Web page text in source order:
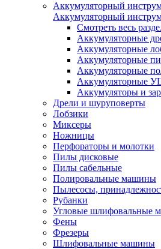
Аккумуляторный
Аккумуляторный
Смотреть весь
Аккумуляторные
Аккумуляторные
Аккумуляторные
Аккумуляторные
Аккумуляторные
Аккумуляторы и
Дрели и шуруповерты
Лобзики
Миксеры
Ножницы
Перфораторы и молотки
Пилы дисковые
Пилы сабельные
Полировальные машины
Пылесосы,
Рубанки
Угловые шлифовальные
Фены
Фрезеры
Шлифовальные машины